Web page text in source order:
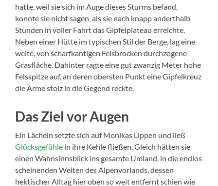
hatte, weil sie sich im Auge dieses Sturms befand,
konnte sie nicht sagen, als sie nach knapp anderthalb
Stunden in voller Fahrt das Gipfelplateau erreichte.
Neben einer Hütte im typischen Stil der Berge, lag eine
weite, von scharfkantigen Felsbrocken durchzogene
Grasfläche. Dahinter ragte eine gut zwanzig Meter hohe
Felsspitze auf, an deren obersten Punkt eine Gipfelkreuz
die Arme stolz in die Gegend reckte.
Das Ziel vor Augen
Ein Lächeln setzte sich auf Monikas Lippen und ließ
Glücksgefühle in ihre Kehle fließen. Gleich hätten sie
einen Wahnsinnsblick ins gesamte Umland, in die endlos
scheinenden Weiten des Alpenvorlands, dessen
hektischer Alltag hier oben so weit entfernt schien wie